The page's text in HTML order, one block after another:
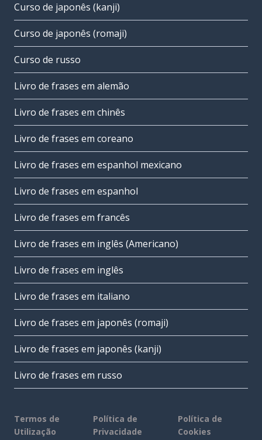
Curso de japonês (kanji)
Curso de japonês (romaji)
Curso de russo
Livro de frases em alemão
Livro de frases em chinês
Livro de frases em coreano
Livro de frases em espanhol mexicano
Livro de frases em espanhol
Livro de frases em francês
Livro de frases em inglês (Americano)
Livro de frases em inglês
Livro de frases em italiano
Livro de frases em japonês (romaji)
Livro de frases em japonês (kanji)
Livro de frases em russo
Termos de
Utilização
Política de
Privacidade
Política de
Cookies